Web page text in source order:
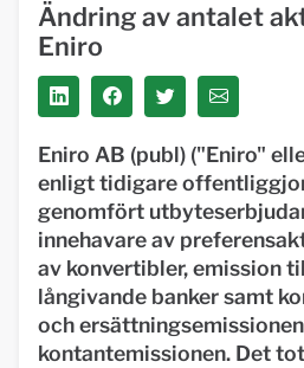
Ändring av antalet
Eniro
Eniro AB (publ) ("Eniro"
enligt tidigare
genomfört
innehavare av
av konvertibler, emission
långivande banker samt
och
kontantemissionen. Det